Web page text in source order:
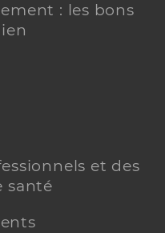
: les bons
et des
santé